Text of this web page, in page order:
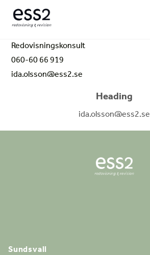
Redovisningskonsult
060-60 66 919
ida.olsson@ess2.se
Heading
ida.olsson@ess2.se
Sundsvall